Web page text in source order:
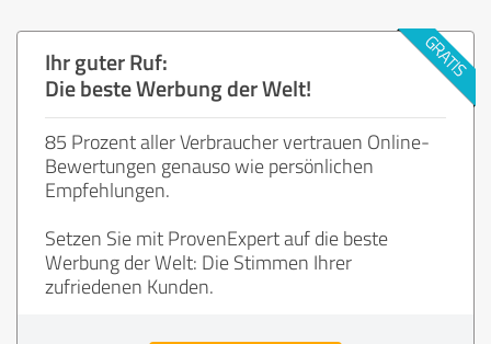
Ihr guter Ruf:
Die beste Werbung der Welt!
85 Prozent aller Verbraucher vertrauen Online-
Bewertungen genauso wie persönlichen
Empfehlungen.
Setzen Sie mit ProvenExpert auf die beste
Werbung der Welt: Die Stimmen Ihrer
zufriedenen Kunden.